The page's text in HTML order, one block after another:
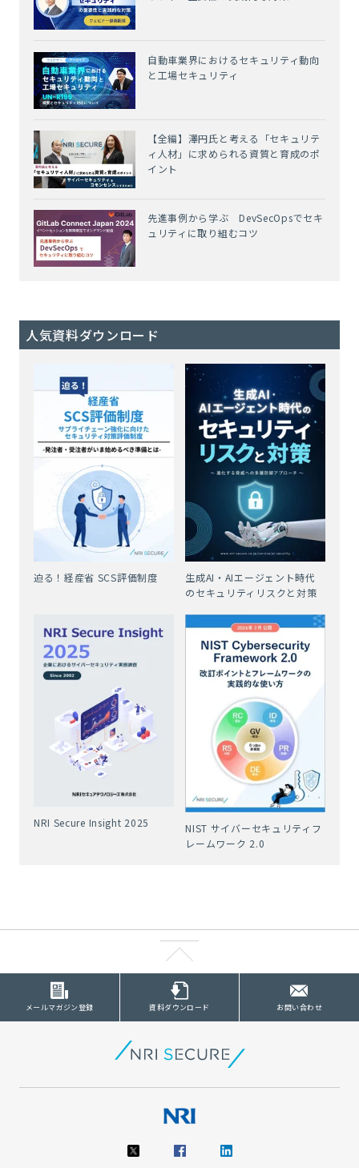
自動車業界におけるセキュリティ動向
と工場セキュリティ
【全編】澤円氏と考える「セキュリテ
ィ人材」に求められる資質と育成のポ
イント
先進事例から学ぶ DevSecOpsでセキ
ュリティに取り組むコツ
人気資料ダウンロード
迫る！経産省 SCS評価制度
生成AI・AIエージェント時代
のセキュリティリスクと対策
NRI Secure Insight 2025
NIST サイバーセキュリティフ
レームワーク 2.0
メールマガジン登録 資料ダウンロード お問い合わせ